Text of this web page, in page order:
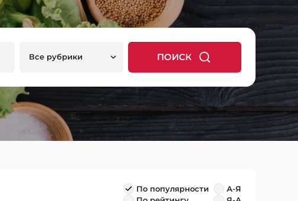
Все рубрики ПОИСК
По популярности
А-Я